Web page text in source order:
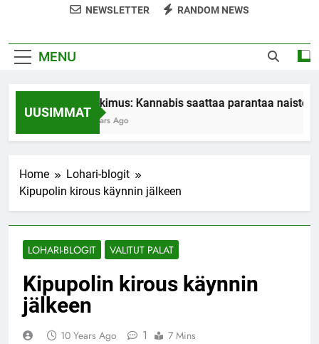
NEWSLETTER RANDOM NEWS
MENU
UUSIMMAT
Tutkimus: Kannabis saattaa parantaa naisten
7 Years Ago
Home
Lohari-blogit
Kipupolin kirous käynnin jälkeen
LOHARI-BLOGIT VALITUT PALAT
Kipupolin kirous käynnin
jälkeen
10 Years Ago 1 7 Mins